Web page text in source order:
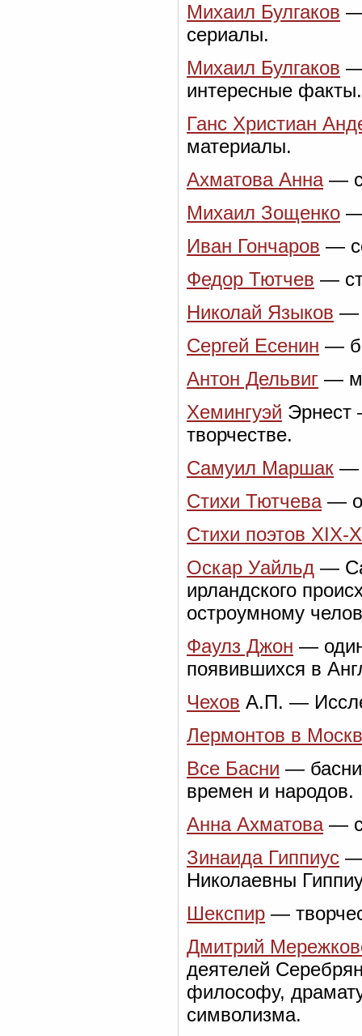
Михаил Булгаков —
сериалы.
Михаил Булгаков —
интересные факты.
Ганс Христиан
материалы.
Ахматова Анна—
Михаил Зощенко —
Иван Гончаров —
Федор Тютчев —
Николай Языков —
Сергей Есенин —
Антон Дельвиг —
Хемингуэй Эрнест
творчестве.
Самуил Маршак —
Стихи Тютчева—
Стихи поэтов XIX-
Оскар Уайльд —
ирландского
остроумному
Фаулз Джон —
появившихся в
Чехов А.П. —
Лермонтов в
Все Басни — басни
времен и народов.
Анна Ахматова—
Зинаида Гиппиус —
Николаевны
Шекспир —
Дмитрий
деятелей
философу,
символизма.